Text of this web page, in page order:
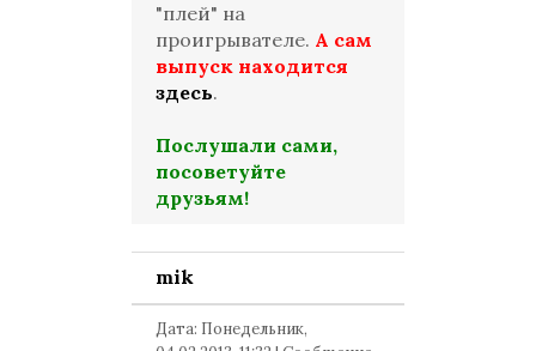
"плей" на
проигрывателе. А сам
выпуск находится
здесь.
Послушали сами,
посоветуйте
друзьям!
mik
Дата: Понедельник,